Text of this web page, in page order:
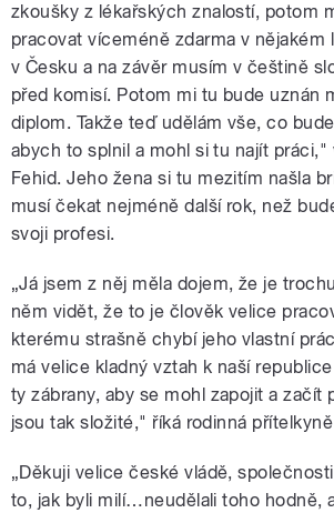
zkoušky z lékařských znalostí, potom
pracovat víceméně zdarma v nějakém
v Česku a na závěr musím v češtině
před komisí. Potom mi tu bude uznán
diplom. Takže teď udělám vše, co
abych to splnil a mohl si tu najít
Fehid. Jeho žena si tu mezitím našla
musí čekat nejméně další rok, než
svoji profesi.
„Já jsem z něj měla dojem, že je
něm vidět, že to je člověk velice
kterému strašně chybí jeho vlastní
má velice kladný vztah k naší
ty zábrany, aby se mohl zapojit a začít
jsou tak složité," říká rodinná
„Děkuji velice české vládě,
to, jak byli milí…neudělali toho hodně,